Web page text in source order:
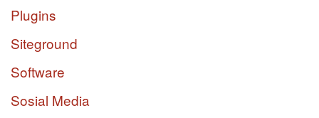
Plugins
Siteground
Software
Sosial Media